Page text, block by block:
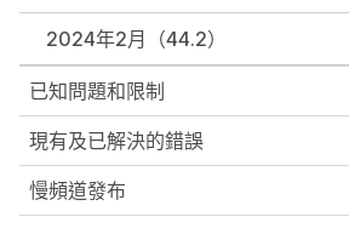
2024年2月（44.2）
已知問題和限制
現有及已解決的錯誤
慢頻道發布